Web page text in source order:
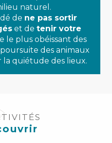
naturel.
de ne pas sortir
et de tenir votre
le plus obéissant des
des animaux
quiétude des lieux.